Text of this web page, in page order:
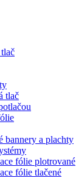
tlač
bannery a plachty
fólie plotrované
fólie tlačené